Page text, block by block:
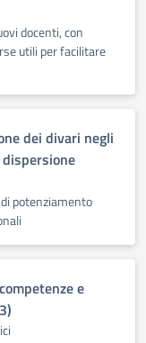
docenti, con
utili per facilitare
dei divari negli
potenziamento
e